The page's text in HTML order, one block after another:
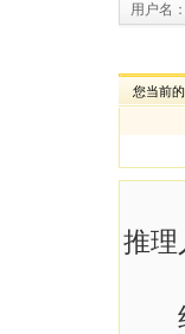
用户名：
您当前的
推理
纯